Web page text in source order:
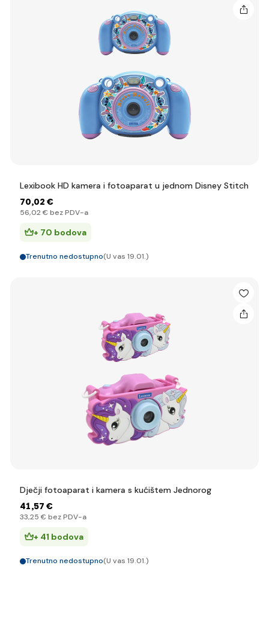
Lexibook HD kamera i fotoaparat u jednom Disney Stitch
70,02 €
56,02 € bez PDV-a
+ 70 bodova
Trenutno nedostupno(U vas 19.01.)
Dječji fotoaparat i kamera s kućištem Jednorog
41,57 €
33,25 € bez PDV-a
+ 41 bodova
Trenutno nedostupno(U vas 19.01.)